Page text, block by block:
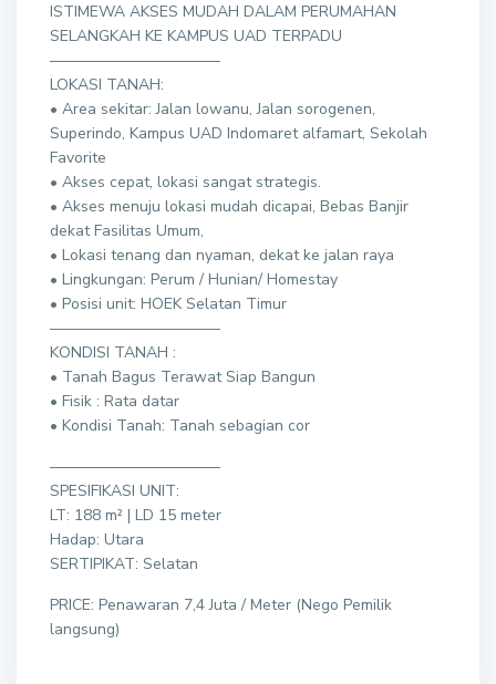
ISTIMEWA AKSES MUDAH DALAM PERUMAHAN
SELANGKAH KE KAMPUS UAD TERPADU
———————————
LOKASI TANAH:
• Area sekitar: Jalan lowanu, Jalan sorogenen,
Superindo, Kampus UAD Indomaret alfamart, Sekolah
Favorite
• Akses cepat, lokasi sangat strategis.
• Akses menuju lokasi mudah dicapai, Bebas Banjir
dekat Fasilitas Umum,
• Lokasi tenang dan nyaman, dekat ke jalan raya
• Lingkungan: Perum / Hunian/ Homestay
• Posisi unit: HOEK Selatan Timur
———————————
KONDISI TANAH :
• Tanah Bagus Terawat Siap Bangun
• Fisik : Rata datar
• Kondisi Tanah: Tanah sebagian cor
———————————
SPESIFIKASI UNIT:
LT: 188 m² | LD 15 meter
Hadap: Utara
SERTIPIKAT: Selatan
PRICE: Penawaran 7,4 Juta / Meter (Nego Pemilik
langsung)